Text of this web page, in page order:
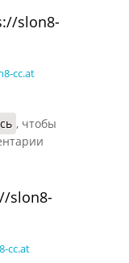
slon8-
cc.at
, чтобы
slon8-
cc.at